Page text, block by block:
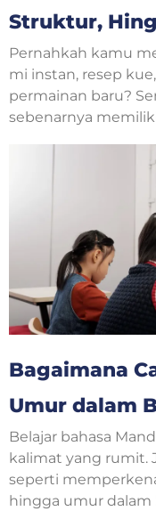
Struktur,
Untuk
Pernahkah kamu
mi instan, resep
permainan baru?
sebenarnya
dilakukan secara
bahasa Inggris,
Bagaimana
Umur dalam
Yuk, Belajar
Belajar bahasa
kalimat yang rumit.
seperti
hingga umur dalam